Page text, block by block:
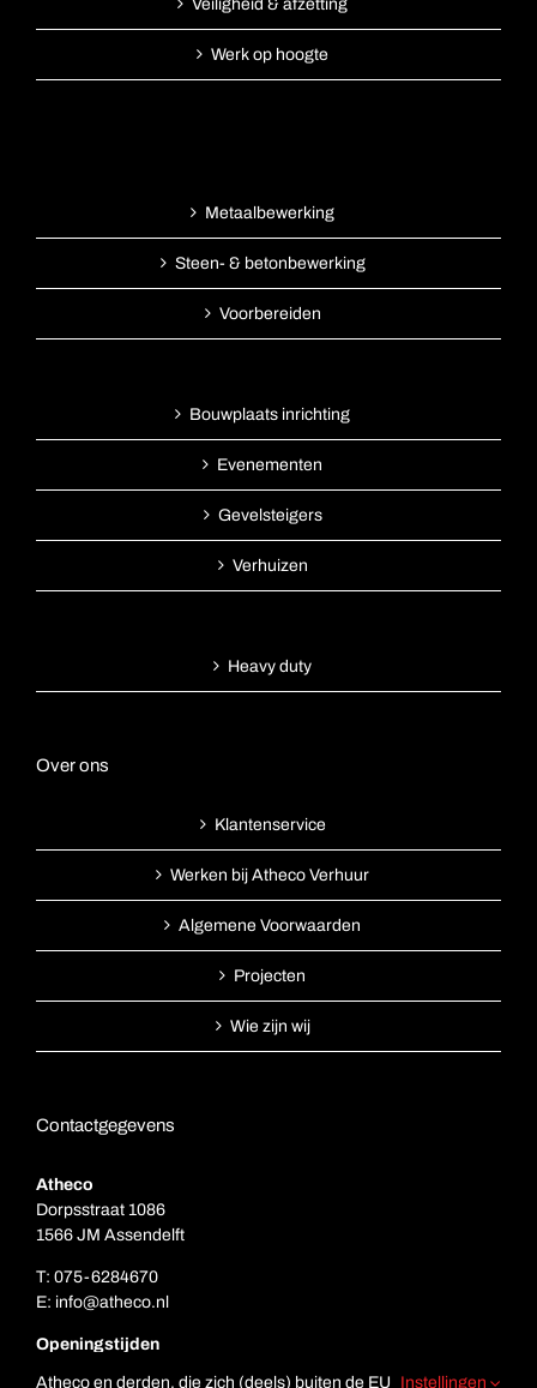
Veiligheid & afzetting
Werk op hoogte
Metaalbewerking
Steen- & betonbewerking
Voorbereiden
Bouwplaats inrichting
Evenementen
Gevelsteigers
Verhuizen
Heavy duty
Over ons
Klantenservice
Werken bij Atheco Verhuur
Algemene Voorwaarden
Projecten
Wie zijn wij
Contactgegevens
Atheco
Dorpsstraat 1086
1566 JM Assendelft
T: 075-6284670
E: info@atheco.nl
Openingstijden
Atheco en derden, die zich (deels) buiten de EU Instellingen